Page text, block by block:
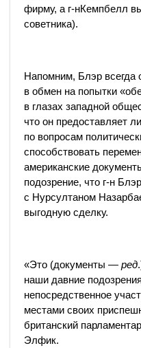
фирму, а г-нКемпбелл
советника).
Напомним, Блэр всегда
в обмен на попытки
в глазах западной
что он предоставляет
по вопросам
способствовать
американские
подозрение, что г-н
с Нурсултаном
выгодную сделку.
«Это (документы — ред
наши давние
непосредственное
местами своих
британский
Элфик.